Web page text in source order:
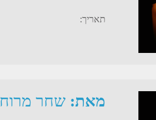
תאריך:
מאת: שחר מרוח